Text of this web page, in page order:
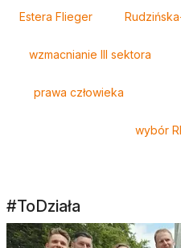
Estera Flieger
wzmacnianie III sektora
prawa człowieka
wybór
#ToDziała